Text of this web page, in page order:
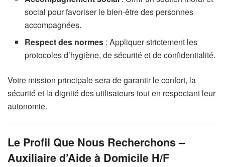
social pour favoriser le bien-être des personnes
accompagnées.
Respect des normes : Appliquer strictement les
protocoles d’hygiène, de sécurité et de confidentialité.
Votre mission principale sera de garantir le confort, la
sécurité et la dignité des utilisateurs tout en respectant leur
autonomie.
Le Profil Que Nous Recherchons –
Auxiliaire d’Aide à Domicile H/F